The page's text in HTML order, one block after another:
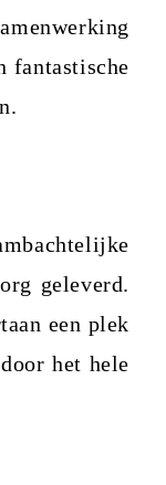
fantastische
geleverd.
een plek
door het hele